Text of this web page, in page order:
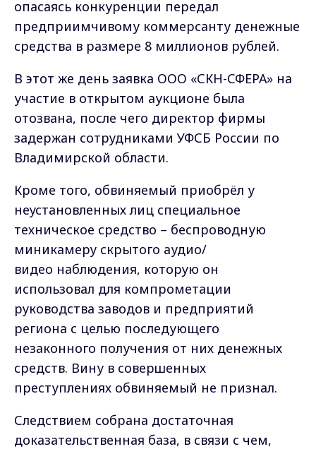
опасаясь конкуренции передал
предприимчивому коммерсанту денежные
средства в размере 8 миллионов рублей.
В этот же день заявка ООО «СКН-СФЕРА» на
участие в открытом аукционе была
отозвана, после чего директор фирмы
задержан сотрудниками УФСБ России по
Владимирской области.
Кроме того, обвиняемый приобрёл у
неустановленных лиц специальное
техническое средство – беспроводную
миникамеру скрытого аудио/
видео наблюдения, которую он
использовал для компрометации
руководства заводов и предприятий
региона с целью последующего
незаконного получения от них денежных
средств. Вину в совершенных
преступлениях обвиняемый не признал.
Следствием собрана достаточная
доказательственная база, в связи с чем,